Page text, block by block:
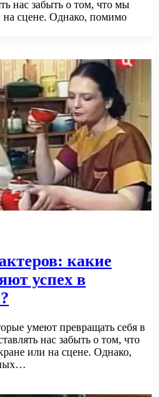
нас забыть о том, что мы
на сцене. Однако, помимо
какие
успех в
умеют превращать себя в
нас забыть о том, что
или на сцене. Однако,